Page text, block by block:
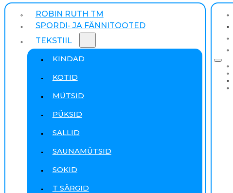
ROBIN RUTH TM
SPORDI- JA FÄNNITOOTED
TEKSTIIL
KINDAD
KOTID
MÜTSID
PÜKSID
SALLID
SAUNAMÜTSID
SOKID
T SÄRGID